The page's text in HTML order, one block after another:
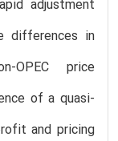
adjustment
differences in
OPEC price
of a quasi-
and pricing